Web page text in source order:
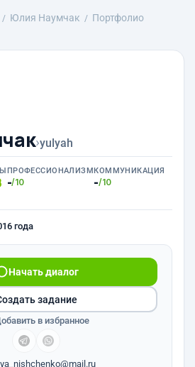
Юлия Наумчак
Портфолио
›yulyah
ПРОФЕССИОНАЛИЗМ
-/10
КОММУНИКАЦИЯ
-/10
года
Начать диалог
задание
в избранное